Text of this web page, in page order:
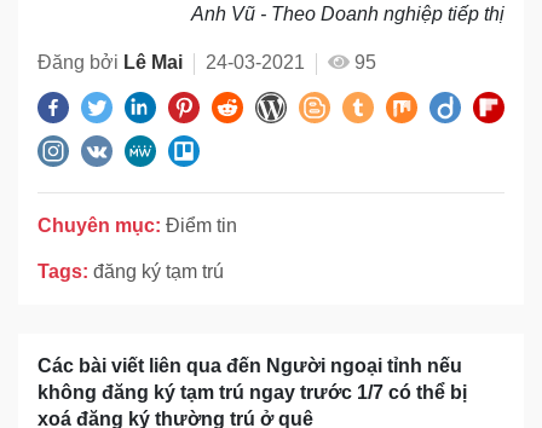
Anh Vũ - Theo Doanh nghiệp tiếp thị
Đăng bởi Lê Mai 24-03-2021 95
Chuyên mục: Điểm tin
Tags: đăng ký tạm trú
Các bài viết liên qua đến Người ngoại tỉnh nếu
không đăng ký tạm trú ngay trước 1/7 có thể bị
xoá đăng ký thường trú ở quê